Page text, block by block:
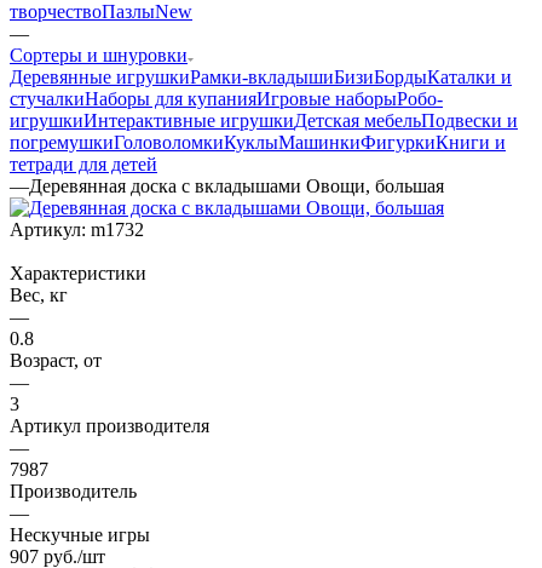
творчествоПазлыNew
—
Сортеры и шнуровки
Деревянные игрушкиРамки-вкладышиБизиБордыКаталки и
стучалкиНаборы для купанияИгровые наборыРобо-
игрушкиИнтерактивные игрушкиДетская мебельПодвески и
погремушкиГоловоломкиКуклыМашинкиФигуркиКниги и
тетради для детей
—Деревянная доска с вкладышами Овощи, большая
Артикул: m1732
Характеристики
Вес, кг
—
0.8
Возраст, от
—
3
Артикул производителя
—
7987
Производитель
—
Нескучные игры
907 руб./шт